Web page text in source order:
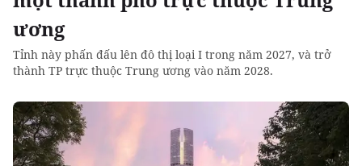
ương
Tỉnh này phấn đấu lên đô thị loại I trong năm 2027, và trở
thành TP trực thuộc Trung ương vào năm 2028.